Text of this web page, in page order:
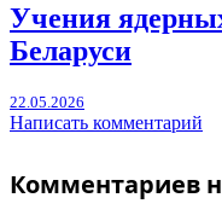
Учения
Беларуси
22.05.2026
Написать комментарий
Комментариев